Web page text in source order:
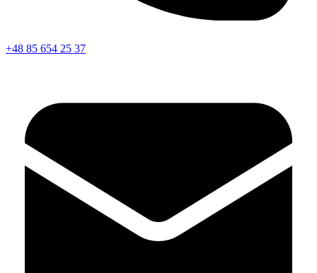
+48 85 654 25 37